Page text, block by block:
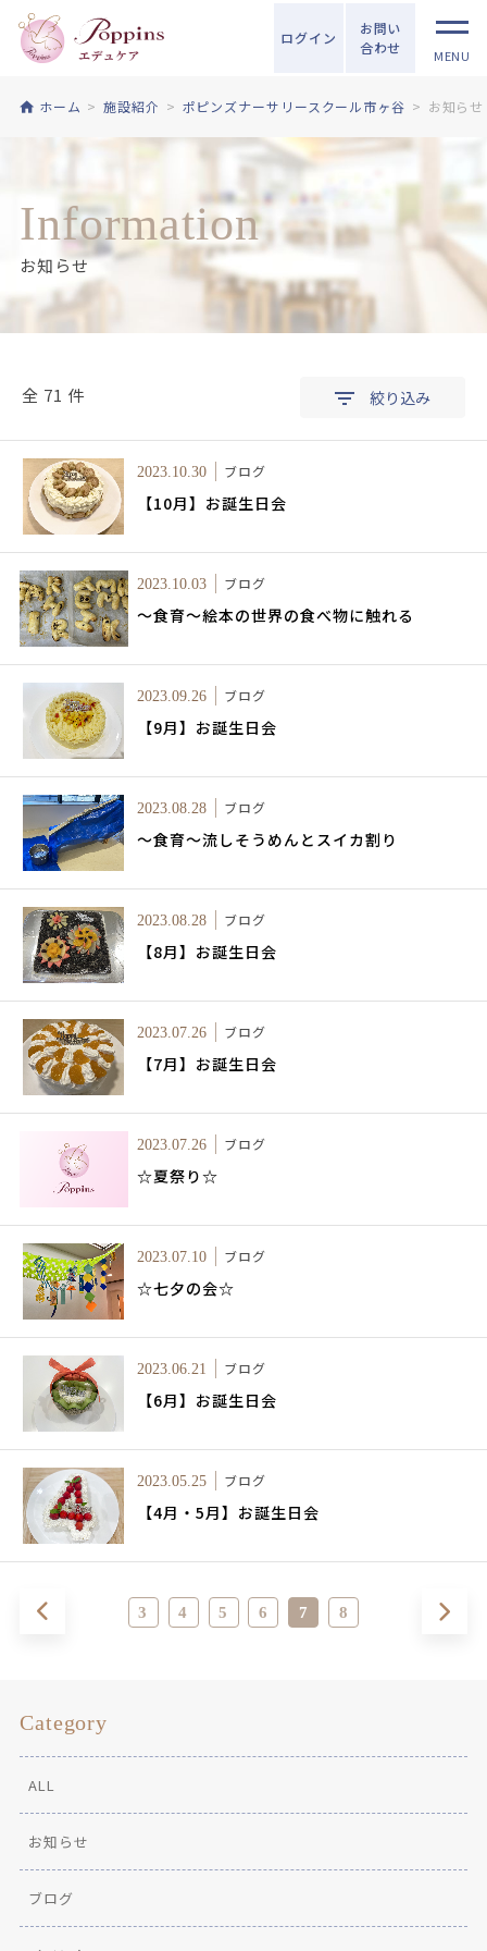
ログイン
お問い
合わせ
MENU
ホーム 施設紹介 ポピンズナーサリースクール市ヶ谷 お知らせ
Information
お知らせ
全 71 件 絞り込み
2023.10.30 ブログ
【10月】お誕生日会
2023.10.03 ブログ
～食育～絵本の世界の食べ物に触れる
2023.09.26 ブログ
【9月】お誕生日会
2023.08.28 ブログ
～食育～流しそうめんとスイカ割り
2023.08.28 ブログ
【8月】お誕生日会
2023.07.26 ブログ
【7月】お誕生日会
2023.07.26 ブログ
☆夏祭り☆
2023.07.10 ブログ
☆七夕の会☆
2023.06.21 ブログ
【6月】お誕生日会
2023.05.25 ブログ
【4月・5月】お誕生日会
3 4 5 6 7 8
Category
ALL
お知らせ
ブログ